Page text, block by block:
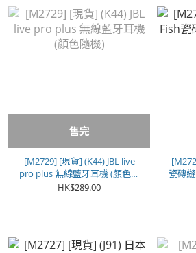
售完
[M2729] [現貨] (K44) JBL live
pro plus 無線藍牙耳機 (顏色隨
機)
HK$289.00
瓷磚